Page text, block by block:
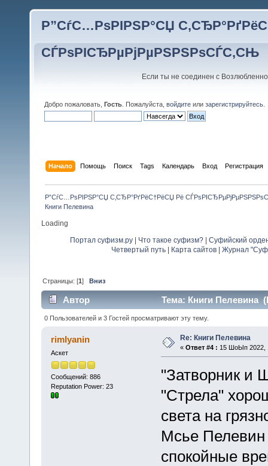
Р”СѓС…РѕРІРЅР°СЏ
СЃРѕРІСЂРµРјРµРЅРЅРѕСЃС‚СЊ
Если ты не соединен с
Добро пожаловать, Гость . Пожалуйста, войдите или зарегистрируйтесь
Начало Помощь Поиск Tags Календарь Вход Регистрация
Р”СѓС…РѕРІРЅР°СЏ С‚СЂР°РґРёС†РёСЏ Рё
Книги Пелевина
Loading
Портал суфизм.ру Что такое суфизм?
Суфийский
Четвертый путь| Карта сайтов| Журнал
Страницы: [1] Вниз
Автор Тема: Книги Пелевина
0 Пользователей и 3 Гостей просматривают эту тему.
rimlyanin
Аскет
Сообщений: 886
Reputation Power: 23
Re: Книги Пелевина
« Ответ #4 : 15 ШоЫп 2022,
"Затворник и
"Стрела"
света на
Мсье Пелевин
спокойные